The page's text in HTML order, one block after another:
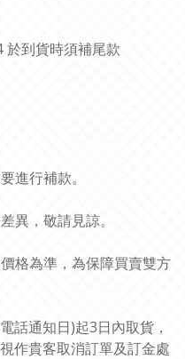
於到貨時須補尾款
進行補款。
異，敬請見諒。
格為準，為保障買賣雙方
話通知日)起3日內取貨，
作貴客取消訂單及訂金處